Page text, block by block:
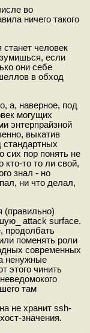
во
ничего такого
станет человек
если
они себе
в обход
а, наверное, под
могущих
энтерпрайзной
выкатив
стандартных
сих пор понять не
кто-то то ли свой,
знал - но
ни что делал,
(правильно)
attack surface.
продолбать
поменять роли
современных
ненужные
этого чинить
там
не хранит ssh-
значения.